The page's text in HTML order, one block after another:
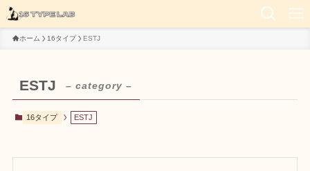
ホーム 16タイプ ESTJ
ESTJ – category –
16タイプ ESTJ